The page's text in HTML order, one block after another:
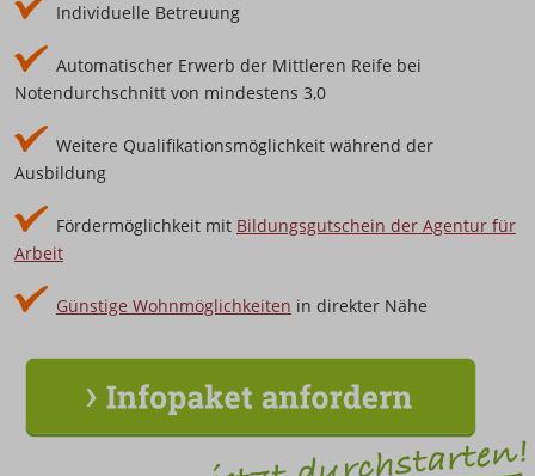
Individuelle Betreuung
Automatischer Erwerb der Mittleren Reife bei
Notendurchschnitt von mindestens 3,0
Weitere Qualifikationsmöglichkeit während der
Ausbildung
Fördermöglichkeit mit Bildungsgutschein der Agentur für
Arbeit
Günstige Wohnmöglichkeiten in direkter Nähe